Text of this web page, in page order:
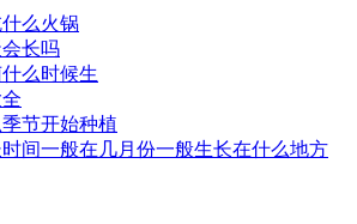
么火锅
长吗
么时候生
节开始种植
间一般在几月份一般生长在什么地方